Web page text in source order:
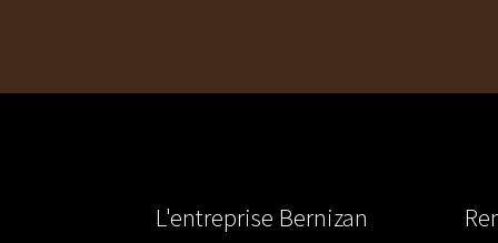
L'entreprise Bernizan